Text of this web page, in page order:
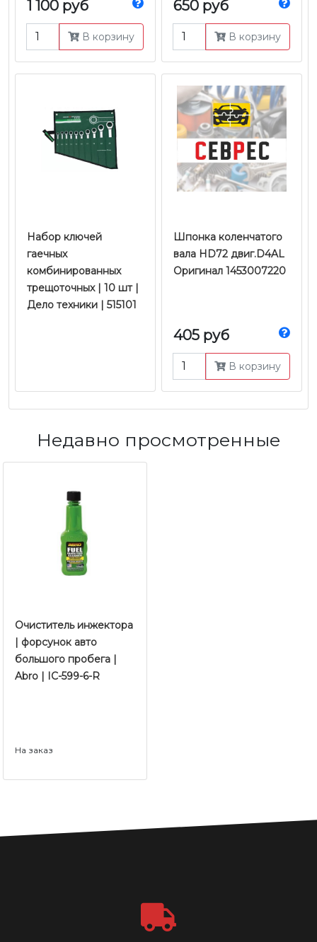
1 100 руб
В корзину
650 руб
В корзину
Набор ключей
гаечных
комбинированных
трещоточных | 10 шт |
Дело техники | 515101
Шпонка коленчатого
вала HD72 двиг.D4AL
Оригинал 1453007220
405 руб
В корзину
Недавно просмотренные
Очиститель инжектора
| форсунок авто
большого пробега |
Abro | IC-599-6-R
На заказ